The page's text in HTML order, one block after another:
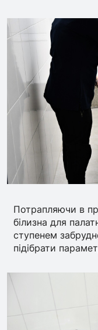
Потрапляючи в
білизна для
ступенем
підібрати